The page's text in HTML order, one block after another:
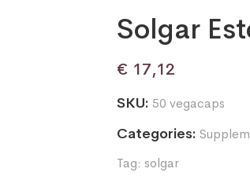
Solgar
€ 17,12
SKU: 50 vegacaps
Categories:
Tag: solgar